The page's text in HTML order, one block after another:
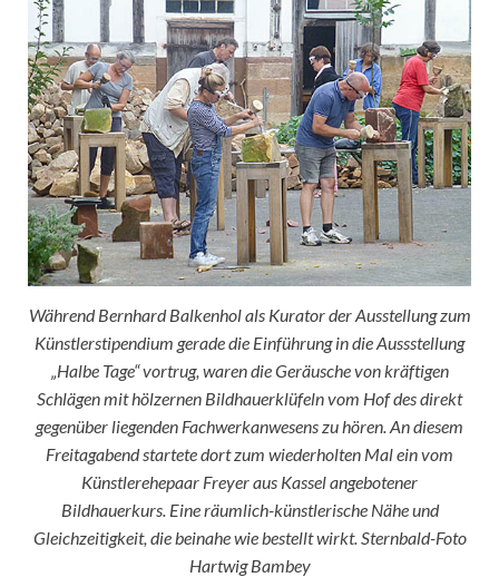
Während Bernhard Balkenhol als Kurator der Ausstellung zum
Künstlerstipendium gerade die Einführung in die Aussstellung
„Halbe Tage“ vortrug, waren die Geräusche von kräftigen
Schlägen mit hölzernen Bildhauerklüfeln vom Hof des direkt
gegenüber liegenden Fachwerkanwesens zu hören. An diesem
Freitagabend startete dort zum wiederholten Mal ein vom
Künstlerehepaar Freyer aus Kassel angebotener
Bildhauerkurs. Eine räumlich-künstlerische Nähe und
Gleichzeitigkeit, die beinahe wie bestellt wirkt. Sternbald-Foto
Hartwig Bambey